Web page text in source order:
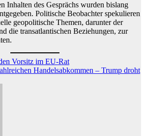
Inhalten des Gesprächs wurden bislang
Politische Beobachter spekulieren
geopolitische Themen, darunter der
die transatlantischen Beziehungen, zur
Vorsitz im EU-Rat
Handelsabkommen – Trump droht